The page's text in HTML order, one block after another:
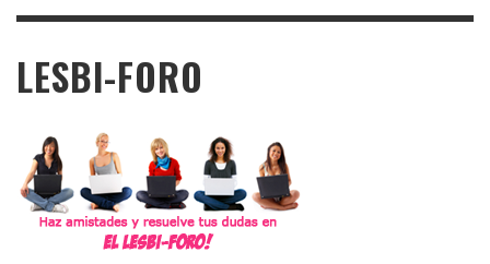
LESBI-FORO